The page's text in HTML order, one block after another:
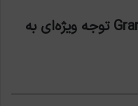
توسعه دهندگان Gran Turismo 7 توجه ویژه‌ای به